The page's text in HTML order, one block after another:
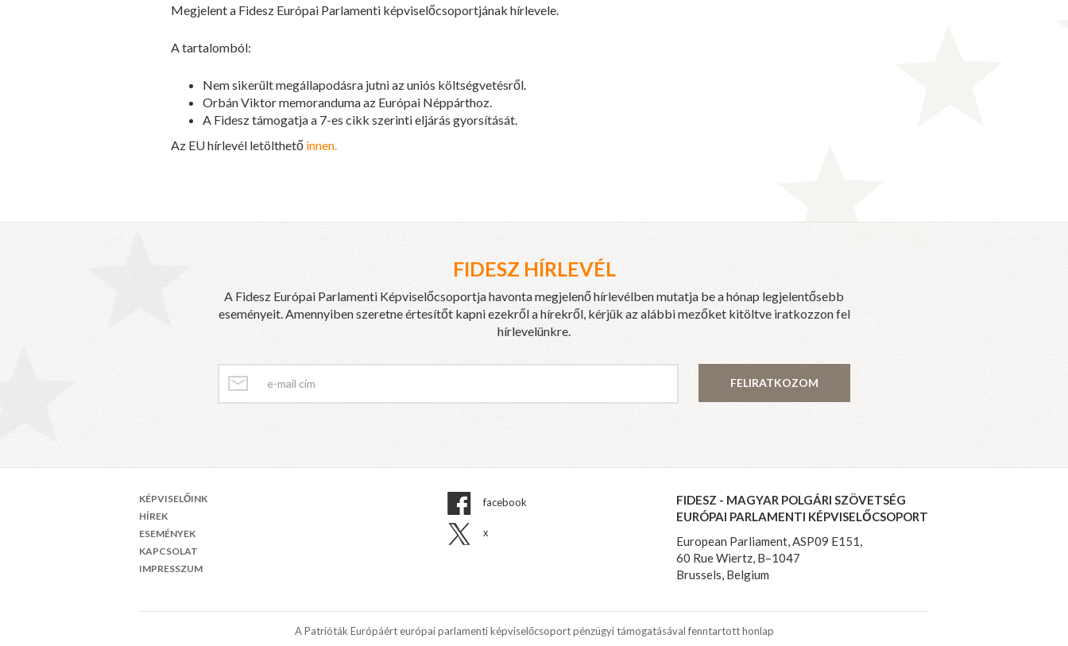
Megjelent a Fidesz Európai Parlamenti képviselőcsoportjának hírlevele.
A tartalomból:
Nem sikerült megállapodásra jutni az uniós költségvetésről.
Orbán Viktor memoranduma az Európai Néppárthoz.
A Fidesz támogatja a 7-es cikk szerinti eljárás gyorsítását.
Az EU hírlevél letölthető innen.
FIDESZ HÍRLEVÉL
A Fidesz Európai Parlamenti Képviselőcsoportja havonta megjelenő hírlevélben mutatja be a hónap legjelentősebb
eseményeit. Amennyiben szeretne értesítőt kapni ezekről a hírekről, kérjük az alábbi mezőket kitöltve iratkozzon fel
hírlevelünkre.
FELIRATKOZOM
KÉPVISELŐINK
HÍREK
ESEMÉNYEK
KAPCSOLAT
IMPRESSZUM
facebook
x
FIDESZ - MAGYAR POLGÁRI SZÖVETSÉG
EURÓPAI PARLAMENTI KÉPVISELŐCSOPORT
European Parliament, ASP09 E151,
60 Rue Wiertz, B–1047
Brussels, Belgium
A Patrióták Európáért európai parlamenti képviselőcsoport pénzügyi támogatásával fenntartott honlap